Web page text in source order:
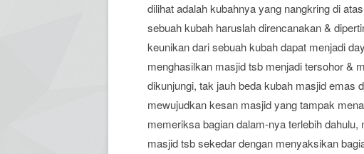
dilihat adalah kubahnya yang nangkring di
sebuah kubah haruslah direncanakan &
keunikan dari sebuah kubah dapat menjadi
menghasilkan masjid tsb menjadi tersohor &
dikunjungi, tak jauh beda kubah masjid emas
mewujudkan kesan masjid yang tampak
memeriksa bagian dalam-nya terlebih
masjid tsb sekedar dengan menyaksikan